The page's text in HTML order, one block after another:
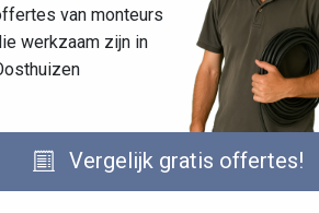
van monteurs
werkzaam zijn in
Vergelijk gratis offertes!